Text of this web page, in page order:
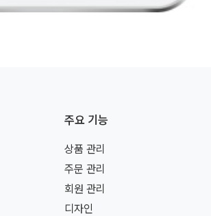
주요 기능
상품 관리
주문 관리
회원 관리
디자인